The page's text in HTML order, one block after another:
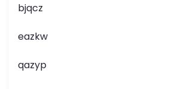
bjqcz
eazkw
qazyp